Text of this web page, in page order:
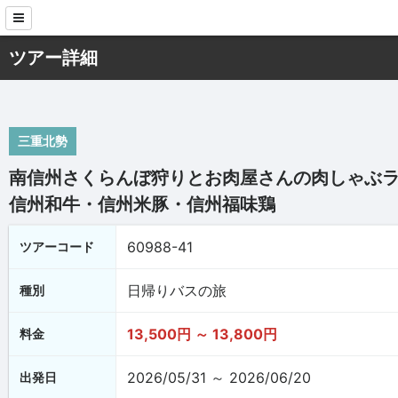
ツアー詳細
三重北勢
南信州さくらんぼ狩りとお肉屋さんの肉しゃぶ
信州和牛・信州米豚・信州福味鶏
ツアーコード 60988-41
種別 日帰りバスの旅
料金 13,500円 ～ 13,800円
出発日 2026/05/31 ～ 2026/06/20